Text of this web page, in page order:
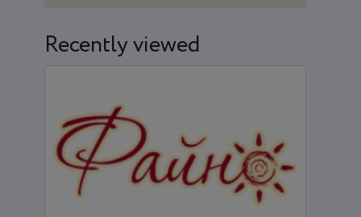
Recently viewed